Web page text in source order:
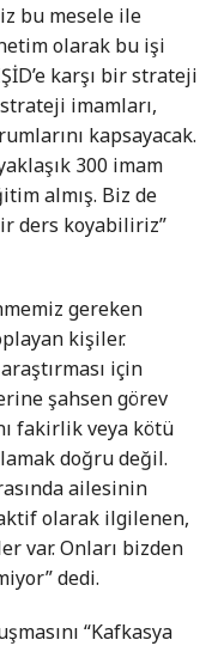
bu mesele ile
olarak bu işi
karşı bir strateji
imamları,
kapsayacak.
300 imam
almış. Biz de
ders koyabiliriz”
gereken
kişiler.
için
şahsen görev
fakirlik veya kötü
doğru değil.
ailesinin
olarak ilgilenen,
var. Onları bizden
dedi.
“Kafkasya